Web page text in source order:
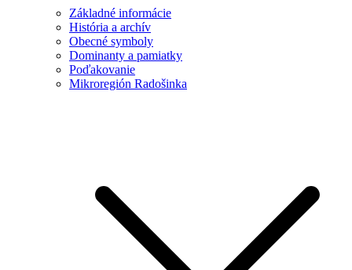
Základné informácie
História a archív
Obecné symboly
Dominanty a pamiatky
Poďakovanie
Mikroregión Radošinka